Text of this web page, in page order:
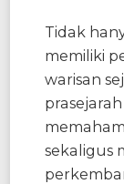
Tidak
memiliki
warisan
sekaligus